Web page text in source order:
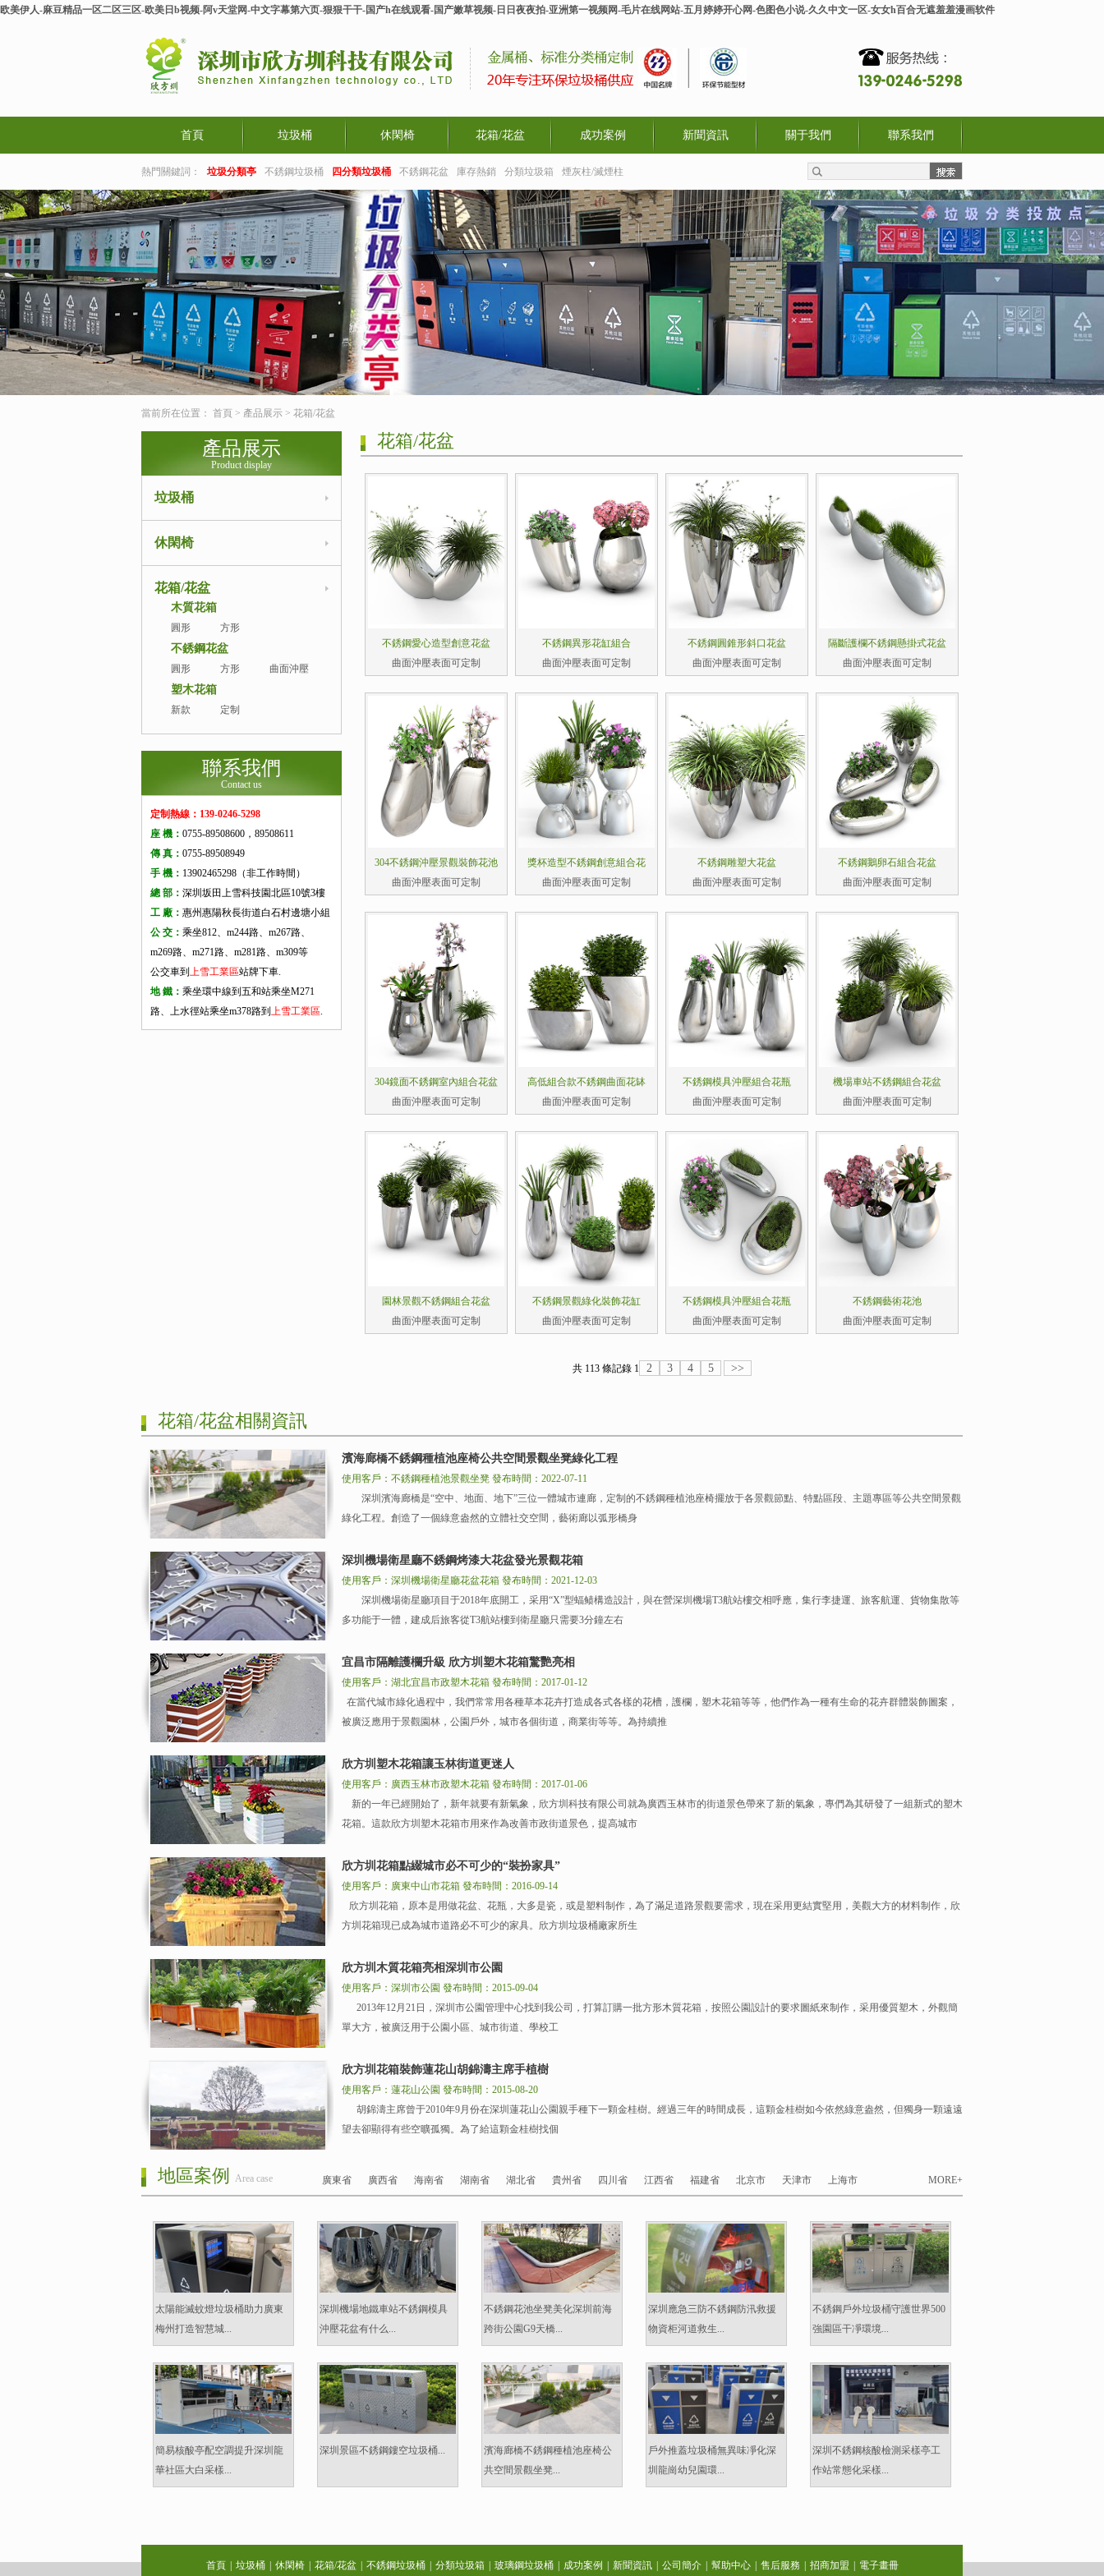
欧美伊人-麻豆精品一区二区三区-欧美日b视频-阿v天堂网-中文字幕第六页-狠狠干干-国产h在线观看-国产嫩草视频-日日夜夜拍-亚洲第一视频网-毛片在线网站-五月婷婷开心网-色图色小说-久久中文一区-女女h百合无遮羞羞漫画软件
首頁 垃圾桶 休閑椅 花箱/花盆 成功案例 新聞資訊 關于我們 聯系我們
熱門關鍵詞： 垃圾分類亭 不銹鋼垃圾桶 四分類垃圾桶 不銹鋼花盆 庫存熱銷 分類垃圾箱 煙灰柱/滅煙柱
當前所在位置： 首頁 > 產品展示 > 花箱/花盆
產品展示
Product display
垃圾桶
休閑椅
花箱/花盆
木質花箱
圓形 方形
不銹鋼花盆
圓形 方形 曲面沖壓
塑木花箱
新款 定制
聯系我們
Contact us
定制熱線：139-0246-5298
座 機： 0755-89508600，89508611
傳 真： 0755-89508949
手 機： 13902465298（非工作時間）
總 部： 深圳坂田上雪科技園北區10號3樓
工 廠： 惠州惠陽秋長街道白石村邊塘小組
公 交： 乘坐812、m244路、m267路、
m269路、m271路、m281路、m309等
公交車到 上雪工業區站牌下車.
地 鐵： 乘坐環中線到五和站乘坐M271
路、上水徑站乘坐m378路到 上雪工業區.
花箱/花盆
不銹鋼愛心造型創意花盆
曲面沖壓表面可定制
不銹鋼異形花缸組合
曲面沖壓表面可定制
不銹鋼圓錐形斜口花盆
曲面沖壓表面可定制
隔斷護欄不銹鋼懸掛式花盆
曲面沖壓表面可定制
304不銹鋼沖壓景觀裝飾花池
曲面沖壓表面可定制
獎杯造型不銹鋼創意組合花
曲面沖壓表面可定制
不銹鋼雕塑大花盆
曲面沖壓表面可定制
不銹鋼鵝卵石組合花盆
曲面沖壓表面可定制
304鏡面不銹鋼室內組合花盆
曲面沖壓表面可定制
高低組合款不銹鋼曲面花缽
曲面沖壓表面可定制
不銹鋼模具沖壓組合花瓶
曲面沖壓表面可定制
機場車站不銹鋼組合花盆
曲面沖壓表面可定制
園林景觀不銹鋼組合花盆
曲面沖壓表面可定制
不銹鋼景觀綠化裝飾花缸
曲面沖壓表面可定制
不銹鋼模具沖壓組合花瓶
曲面沖壓表面可定制
不銹鋼藝術花池
曲面沖壓表面可定制
共 113 條記錄 1 2 3 4 5 >>
花箱/花盆相關資訊
濱海廊橋不銹鋼種植池座椅公共空間景觀坐凳綠化工程
使用客戶：不銹鋼種植池景觀坐凳 發布時間：2022-07-11
深圳濱海廊橋是“空中、地面、地下”三位一體城市連廊，定制的不銹鋼種植池座椅擺放于各景觀節點、特點區段、主題專區等公共空間景觀
綠化工程。創造了一個綠意盎然的立體社交空間，藝術廊以弧形橋身
深圳機場衛星廳不銹鋼烤漆大花盆發光景觀花箱
使用客戶：深圳機場衛星廳花盆花箱 發布時間：2021-12-03
深圳機場衛星廳項目于2018年底開工，采用“X”型蝠鲼構造設計，與在營深圳機場T3航站樓交相呼應，集行李捷運、旅客航運、貨物集散等
多功能于一體，建成后旅客從T3航站樓到衛星廳只需要3分鐘左右
宜昌市隔離護欄升級 欣方圳塑木花箱驚艷亮相
使用客戶：湖北宜昌市政塑木花箱 發布時間：2017-01-12
在當代城市綠化過程中，我們常常用各種草本花卉打造成各式各樣的花槽，護欄，塑木花箱等等，他們作為一種有生命的花卉群體裝飾圖案，
被廣泛應用于景觀園林，公園戶外，城市各個街道，商業街等等。為持續推
欣方圳塑木花箱讓玉林街道更迷人
使用客戶：廣西玉林市政塑木花箱 發布時間：2017-01-06
新的一年已經開始了，新年就要有新氣象，欣方圳科技有限公司就為廣西玉林市的街道景色帶來了新的氣象，專們為其研發了一組新式的塑木
花箱。這款欣方圳塑木花箱市用來作為改善市政街道景色，提高城市
欣方圳花箱點綴城市必不可少的“裝扮家具”
使用客戶：廣東中山市花箱 發布時間：2016-09-14
欣方圳花箱，原本是用做花盆、花瓶，大多是瓷，或是塑料制作，為了滿足道路景觀要需求，現在采用更結實堅用，美觀大方的材料制作，欣
方圳花箱現已成為城市道路必不可少的家具。欣方圳垃圾桶廠家所生
欣方圳木質花箱亮相深圳市公園
使用客戶：深圳市公園 發布時間：2015-09-04
2013年12月21日，深圳市公園管理中心找到我公司，打算訂購一批方形木質花箱，按照公園設計的要求圖紙來制作，采用優質塑木，外觀簡
單大方，被廣泛用于公園小區、城市街道、學校工
欣方圳花箱裝飾蓮花山胡錦濤主席手植樹
使用客戶：蓮花山公園 發布時間：2015-08-20
胡錦濤主席曾于2010年9月份在深圳蓮花山公園親手種下一顆金桂樹。經過三年的時間成長，這顆金桂樹如今依然綠意盎然，但獨身一顆遠遠
望去卻顯得有些空曠孤獨。為了給這顆金桂樹找個
MORE+
地區案例 Area case 廣東省 廣西省 海南省 湖南省 湖北省 貴州省 四川省 江西省 福建省 北京市 天津市 上海市
太陽能滅蚊燈垃圾桶助力廣東
梅州打造智慧城...
深圳機場地鐵車站不銹鋼模具
沖壓花盆有什么...
不銹鋼花池坐凳美化深圳前海
跨街公園G9天橋...
深圳應急三防不銹鋼防汛救援
物資柜河道救生...
不銹鋼戶外垃圾桶守護世界500
強園區干凈環境...
簡易核酸亭配空調提升深圳龍
華社區大白采樣...
深圳景區不銹鋼鏤空垃圾桶...
濱海廊橋不銹鋼種植池座椅公
共空間景觀坐凳...
戶外推蓋垃圾桶無異味凈化深
圳龍崗幼兒園環...
深圳不銹鋼核酸檢測采樣亭工
作站常態化采樣...
首頁 垃圾桶 休閑椅 花箱/花盆 不銹鋼垃圾桶 分類垃圾箱 玻璃鋼垃圾桶 成功案例 新聞資訊 公司簡介 幫助中心 售后服務 招商加盟 電子畫冊